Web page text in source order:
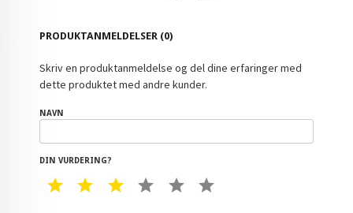
PRODUKTANMELDELSER (0)
Skriv en produktanmeldelse og del dine erfaringer med
dette produktet med andre kunder.
NAVN
DIN VURDERING?
1 STAR2 STAR3 STAR4 STAR5 STAR